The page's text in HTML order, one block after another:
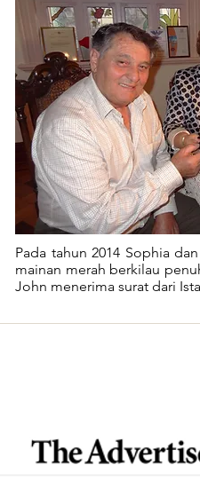
Pada tahun 2014 Sophia
mainan merah berkilau
John menerima surat dari